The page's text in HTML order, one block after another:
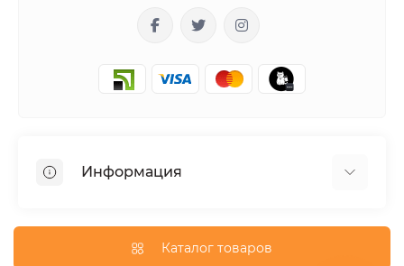
Информация
Каталог товаров